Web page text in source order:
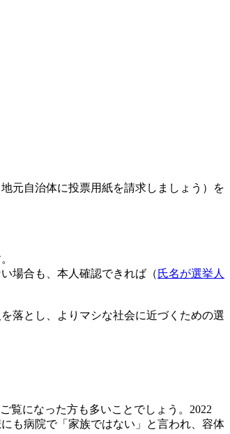
元自治体に投票用紙を請求しましょう）を
場合も、本人確認できれば（氏名が選挙人
落とし、よりマシな社会に近づくための選
覧になった方も多いことでしょう。2022
も病院で「家族ではない」と言われ、容体